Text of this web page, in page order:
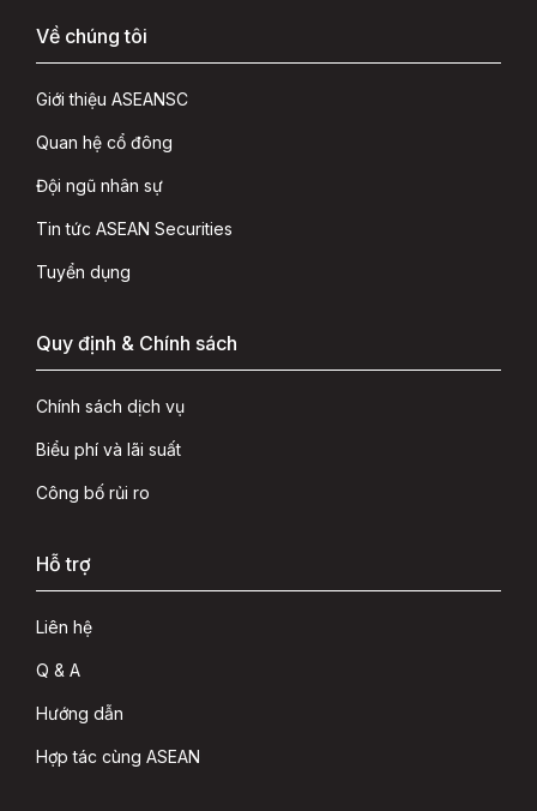
Về chúng tôi
Giới thiệu ASEANSC
Quan hệ cổ đông
Đội ngũ nhân sự
Tin tức ASEAN Securities
Tuyển dụng
Quy định & Chính sách
Chính sách dịch vụ
Biểu phí và lãi suất
Công bố rủi ro
Hỗ trợ
Liên hệ
Q & A
Hướng dẫn
Hợp tác cùng ASEAN